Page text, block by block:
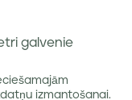
galvenie
izmantošanai.